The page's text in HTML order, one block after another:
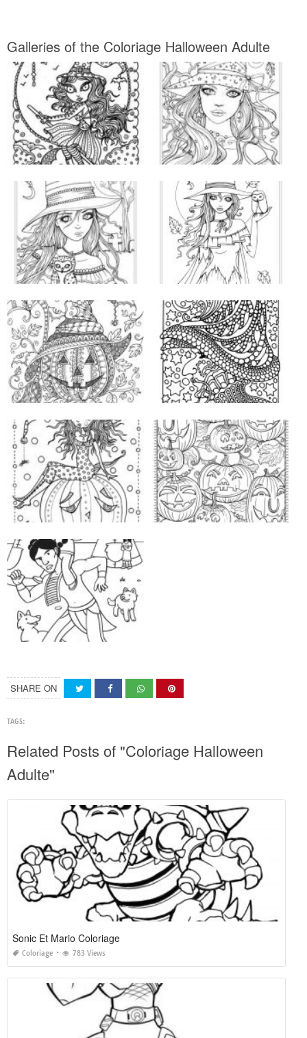
Galleries of the Coloriage Halloween Adulte
SHARE ON
TAGS:
Related Posts of "Coloriage Halloween
Adulte"
Sonic Et Mario Coloriage
Coloriage 783 Views